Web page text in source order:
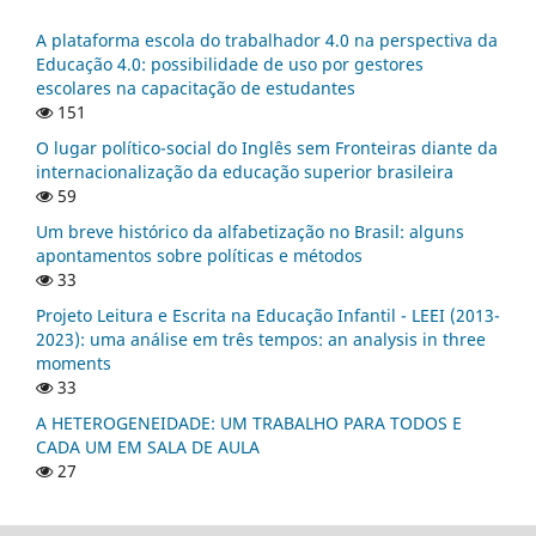
A plataforma escola do trabalhador 4.0 na perspectiva da
Educação 4.0: possibilidade de uso por gestores
escolares na capacitação de estudantes
151
O lugar político-social do Inglês sem Fronteiras diante da
internacionalização da educação superior brasileira
59
Um breve histórico da alfabetização no Brasil: alguns
apontamentos sobre políticas e métodos
33
Projeto Leitura e Escrita na Educação Infantil - LEEI (2013-
2023): uma análise em três tempos: an analysis in three
moments
33
A HETEROGENEIDADE: UM TRABALHO PARA TODOS E
CADA UM EM SALA DE AULA
27